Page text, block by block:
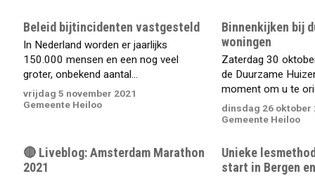
Beleid bijtincidenten vastgesteld
In Nederland worden er jaarlijks
150.000 mensen en een nog veel
groter, onbekend aantal...
vrijdag 5 november 2021
Gemeente Heiloo
Binnenkijken bij
woningen
Zaterdag 30
de Duurzame
moment om u te
dinsdag 26 oktober
Gemeente Heiloo
🔴 Liveblog: Amsterdam Marathon
2021
Unieke
start in Bergen